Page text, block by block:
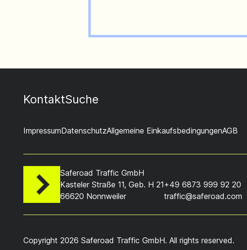
KontaktSuche
ImpressumDatenschutzAllgemeine EinkaufsbedingungenAGB
Saferoad Traffic GmbH
Kasteler Straße 11, Geb. H 21
66620 Nonnweiler
+49 6873 999 92 20
traffic@saferoad.com
Copyright 2026 Saferoad Traffic GmbH. All rights reserved.